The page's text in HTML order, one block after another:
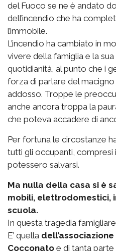
del Fuoco se ne è andato
dell’incendio che ha
l’immobile.
L’incendio ha cambiato in
vivere della famiglia e la
quotidianità, al punto che i
forza di parlare del
addosso. Troppe le
anche ancora troppa la
che poteva accadere di
Per fortuna le circostanze
tutti gli occupanti, compresi
potessero salvarsi.
Ma nulla della casa si è
mobili, elettrodomestici,
scuola.
In questa tragedia
E’ quella
Cocconato e di tanta